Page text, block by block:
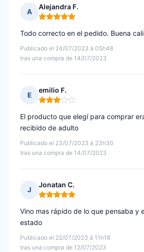
A
Alejandra F.
Nota: 5 de 5
Publicado el 24/07/2023 à 05h48
tras una compra de 14/07/2023
Todo correcto en el pedido. Buena
E
emilio F.
Nota: 3 de 5
Publicado el 23/07/2023 à 23h30
tras una compra de 14/07/2023
El producto que elegí para comprar
recibido de adulto
J
Jonatan C.
Nota: 5 de 5
Publicado el 22/07/2023 à 11h18
tras una compra de 12/07/2023
Vino mas rápido de lo que pensaba y
estado